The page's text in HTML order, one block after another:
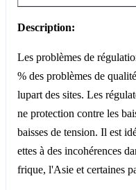
Description:
Les problèmes de
% des problèmes de
lupart des sites. Les
ne protection contre les
baisses de tension. Il est
ettes à des incohérences
frique, l'Asie et certaines